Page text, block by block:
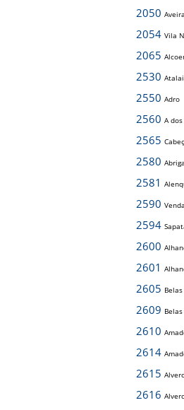
2050
2054 Vila
2065
2530
2550 Adro
2560 A
2565
2580
2581
2590
2594
2600
2601
2605 Belas
2609 Belas
2610
2614
2615
2616